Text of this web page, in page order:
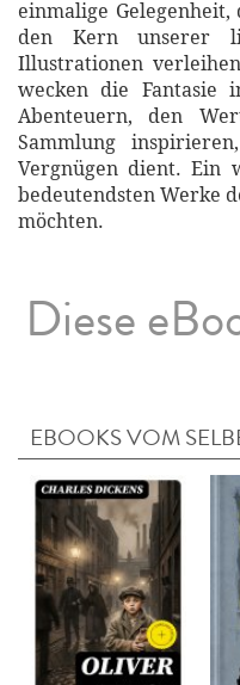
einmalige
den Kern unserer
Illustrationen
wecken die Fantasie
Abenteuern, den
Sammlung
Vergnügen dient. Ein
bedeutendsten Werke
möchten.
Diese
EBOOKS VOM